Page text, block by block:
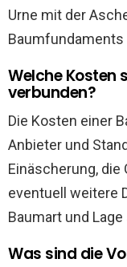
Urne mit der
Baumfundaments
Welche Kosten
verbunden?
Die Kosten einer
Anbieter und
Einäscherung, die
eventuell weitere
Baumart und
Was sind die